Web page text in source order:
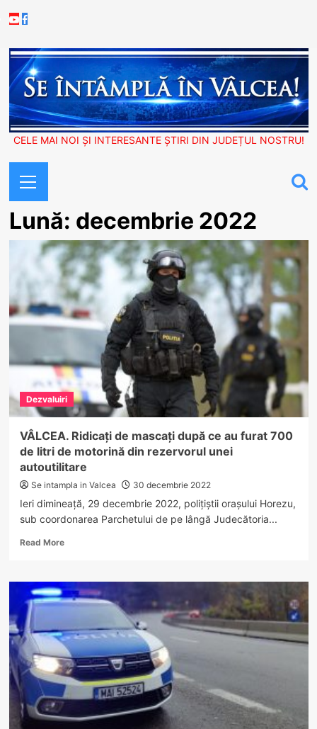
to
Youtube
Facebook
CELE MAI NOI ȘI INTERESANTE ȘTIRI DIN JUDEȚUL NOSTRU!
Menu
Lună: decembrie 2022
Dezvaluiri
VÂLCEA. Ridicați de mascați după ce au furat 700
de litri de motorină din rezervorul unei
autoutilitare
Se intampla in Valcea 30 decembrie 2022
Ieri dimineață, 29 decembrie 2022, polițiștii orașului Horezu,
sub coordonarea Parchetului de pe lângă Judecătoria...
Read MoreRead
VÂLCEA.
Ridicați
după
ce
au
furat
700
de
litri